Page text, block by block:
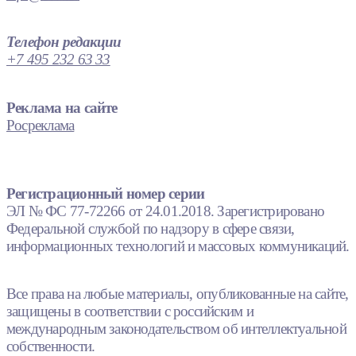
Телефон редакции
+7 495 232 63 33
Реклама на сайте
Росреклама
Регистрационный номер серии
ЭЛ № ФС 77-72266 от 24.01.2018. Зарегистрировано
Федеральной службой по надзору в сфере связи,
информационных технологий и массовых коммуникаций.
Все права на любые материалы, опубликованные на сайте,
защищены в соответствии с российским и
международным законодательством об интеллектуальной
собственности.